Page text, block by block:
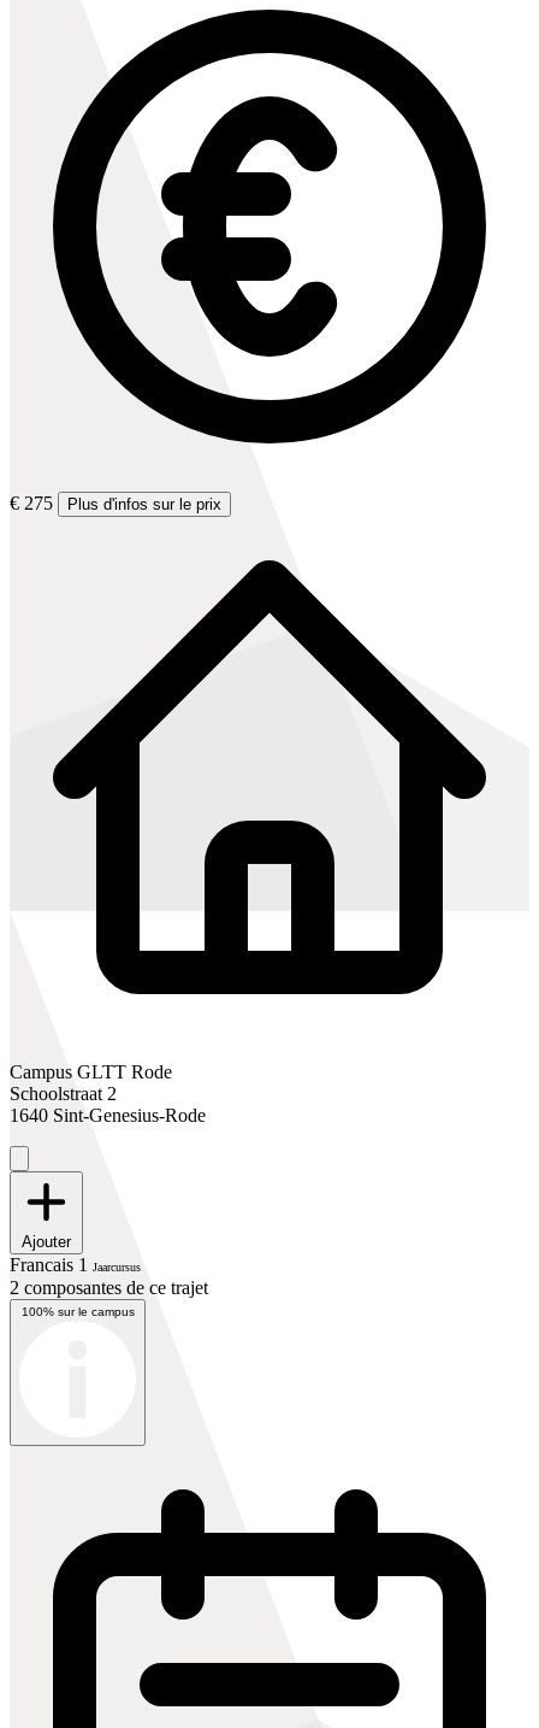
€ 275 Plus d'infos sur le prix
Campus GLTT Rode
Schoolstraat 2
1640 Sint-Genesius-Rode
Ajouter
Francais 1 Jaarcursus
2 composantes de ce trajet
100% sur le campus